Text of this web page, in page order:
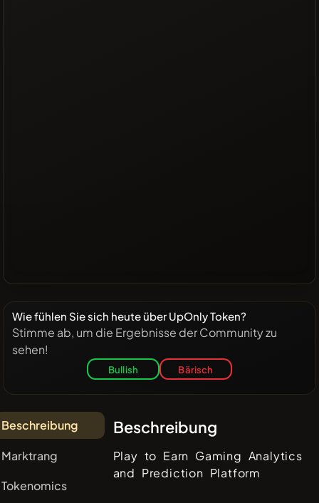
Wie fühlen Sie sich heute über UpOnly Token?
Stimme ab, um die Ergebnisse der Community zu
sehen!
Bullish Bärisch
Beschreibung
Marktrang
Tokenomics
Beschreibung
Play to Earn Gaming Analytics
and Prediction Platform